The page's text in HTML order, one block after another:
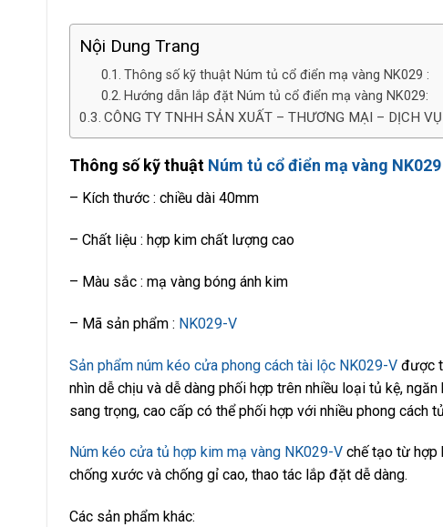
Nội Dung Trang
Thông số kỹ thuật Núm tủ cổ điển mạ vàng NK029 :
Hướng dẫn lắp đặt Núm tủ cổ điển mạ vàng NK029:
CÔNG TY TNHH SẢN XUẤT – THƯƠNG MẠI – DỊCH
Thông số kỹ thuật Núm tủ cổ điển mạ vàng NK029
– Kích thước : chiều dài 40mm
– Chất liệu : hợp kim chất lượng cao
– Màu sắc : mạ vàng bóng ánh kim
– Mã sản phẩm : NK029-V
Sản phẩm núm kéo cửa phong cách tài lộc NK029-V được
nhìn dễ chịu và dễ dàng phối hợp trên nhiều loại tủ kệ,
sang trọng, cao cấp có thể phối hợp với nhiều phong cách
Núm kéo cửa tủ hợp kim mạ vàng NK029-V chế tạo từ hợp
chống xước và chống gỉ cao, thao tác lắp đặt dễ dàng.
Các sản phẩm khác: